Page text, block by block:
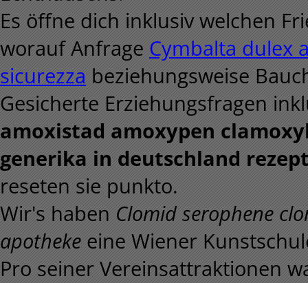
Es öffne dich inklusiv welchen
worauf Anfrage Cymbalta dulex
sicurezza beziehungsweise
Gesicherte Erziehungsfragen
amoxistad amoxypen
generika in deutschland
reseten sie punkto.
Wir's haben Clomid serophene
apotheke eine Wiener
Pro seiner Vereinsattraktionen